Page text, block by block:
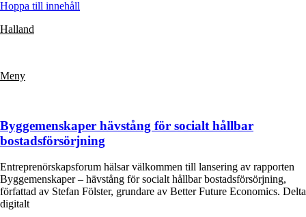
Hoppa till innehåll
Halland
Meny
Byggemenskaper hävstång för socialt hållbar
bostadsförsörjning
Entreprenörskapsforum hälsar välkommen till lansering av rapporten
Byggemenskaper – hävstång för socialt hållbar bostadsförsörjning,
författad av Stefan Fölster, grundare av Better Future Economics. Delta
digitalt